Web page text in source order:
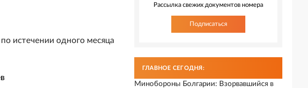
истечении одного месяца
Рассылка свежих документов номера
Подписаться
ГЛАВНОЕ СЕГОДНЯ:
Минобороны Болгарии: Взорвавшийся в